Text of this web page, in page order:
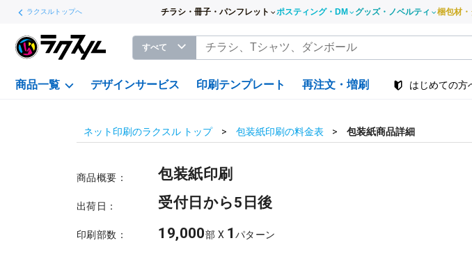
ラクスルトップへ チラシ・冊子・パンフレット ポスティング・DM グッズ・ノベルティ 梱包材
すべて
商品一覧 デザインサービス 印刷テンプレート 再注文・増刷 はじめての方
ネット印刷のラクスル トップ 包装紙印刷の料金表 包装紙商品詳細
商品概要： 包装紙印刷
出荷日： 受付日から5日後
印刷部数： 19,000部 X 1 パターン